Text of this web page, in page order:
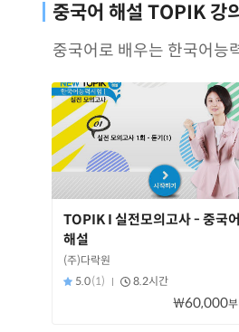
중국어 해설 TOPIK 강의
중국어로 배우는 한국어능
TOPIK I 실전모의고사 - 중국어
해설
(주)다락원
5.0(1) 8.2시간
₩60,000